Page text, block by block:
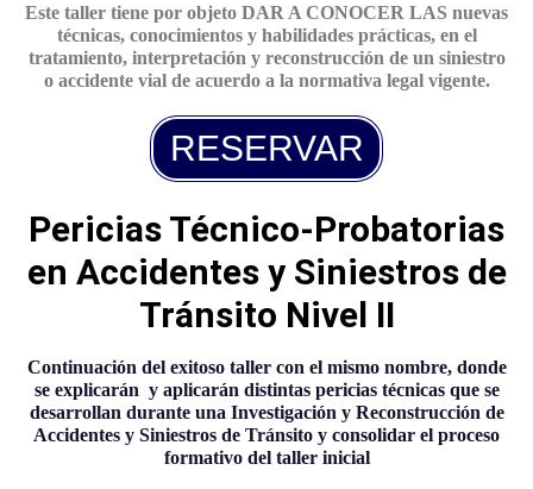
Este taller tiene por objeto DAR A CONOCER LAS nuevas
técnicas, conocimientos y habilidades prácticas, en el
tratamiento, interpretación y reconstrucción de un siniestro
o accidente vial de acuerdo a la normativa legal vigente.
RESERVAR
Pericias Técnico-Probatorias
en Accidentes y Siniestros de
Tránsito Nivel II
Continuación del exitoso taller con el mismo nombre, donde
se explicarán y aplicarán distintas pericias técnicas que se
desarrollan durante una Investigación y Reconstrucción de
Accidentes y Siniestros de Tránsito y consolidar el proceso
formativo del taller inicial